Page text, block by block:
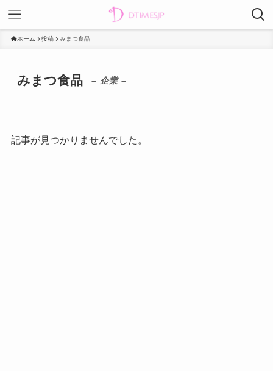
ホーム 投稿 みまつ食品
みまつ食品 – 企業 –
記事が見つかりませんでした。